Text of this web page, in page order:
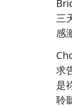
三
感
求
是
聆